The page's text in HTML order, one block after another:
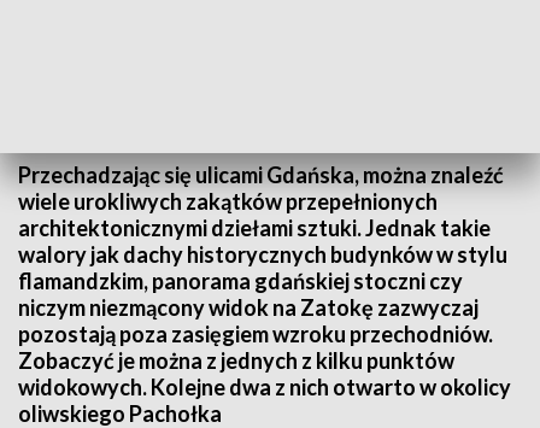
Przechadzając się ulicami Gdańska, można znaleźć
wiele urokliwych zakątków przepełnionych
architektonicznymi dziełami sztuki. Jednak takie
walory jak dachy historycznych budynków w stylu
flamandzkim, panorama gdańskiej stoczni czy
niczym niezmącony widok na Zatokę zazwyczaj
pozostają poza zasięgiem wzroku przechodniów.
Zobaczyć je można z jednych z kilku punktów
widokowych. Kolejne dwa z nich otwarto w okolicy
oliwskiego Pachołka